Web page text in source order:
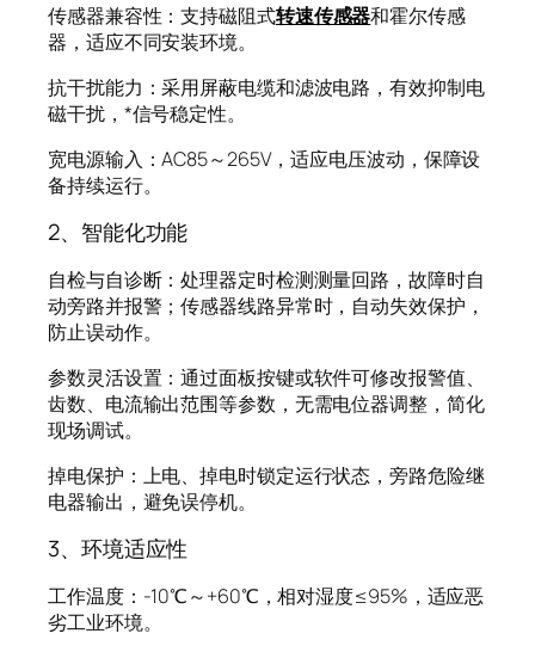
传感器兼容性：支持磁阻式转速传感器和霍尔传感
器，适应不同安装环境。
抗干扰能力：采用屏蔽电缆和滤波电路，有效抑制电
磁干扰，*信号稳定性。
宽电源输入：AC85～265V，适应电压波动，保障设
备持续运行。
2、智能化功能
自检与自诊断：处理器定时检测测量回路，故障时自
动旁路并报警；传感器线路异常时，自动失效保护，
防止误动作。
参数灵活设置：通过面板按键或软件可修改报警值、
齿数、电流输出范围等参数，无需电位器调整，简化
现场调试。
掉电保护：上电、掉电时锁定运行状态，旁路危险继
电器输出，避免误停机。
3、环境适应性
工作温度：-10℃～+60℃，相对湿度≤95%，适应恶
劣工业环境。